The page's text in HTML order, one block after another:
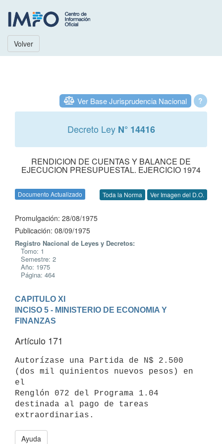
Volver
?
Ver Base Jurisprudencia Nacional
Decreto Ley N° 14416
RENDICION DE CUENTAS Y BALANCE DE
EJECUCION PRESUPUESTAL. EJERCICIO 1974
Documento Actualizado Toda la Norma Ver Imagen del D.O.
Promulgación: 28/08/1975
Publicación: 08/09/1975
Registro Nacional de Leyes y Decretos:
Tomo: 1
Semestre: 2
Año: 1975
Página: 464
CAPITULO XI
INCISO 5 - MINISTERIO DE ECONOMIA Y
FINANZAS
Artículo 171
Autorízase una Partida de N$ 2.500
(dos mil quinientos nuevos pesos) en
el
Renglón 072 del Programa 1.04
destinada al pago de tareas
Ayuda